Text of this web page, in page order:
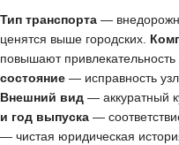
Тип транспорта —
ценятся выше городских.
повышают привлекательность
состояние — исправность
Внешний вид — аккуратный
и год выпуска —
— чистая юридическая